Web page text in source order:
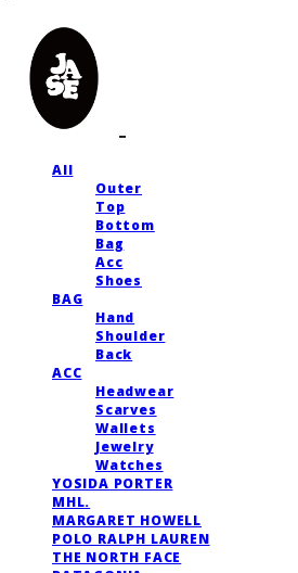
All
Outer
Top
Bottom
Bag
Acc
Shoes
BAG
Hand
Shoulder
Back
ACC
Headwear
Scarves
Wallets
Jewelry
Watches
YOSIDA PORTER
MHL.
MARGARET HOWELL
POLO RALPH LAUREN
THE NORTH FACE